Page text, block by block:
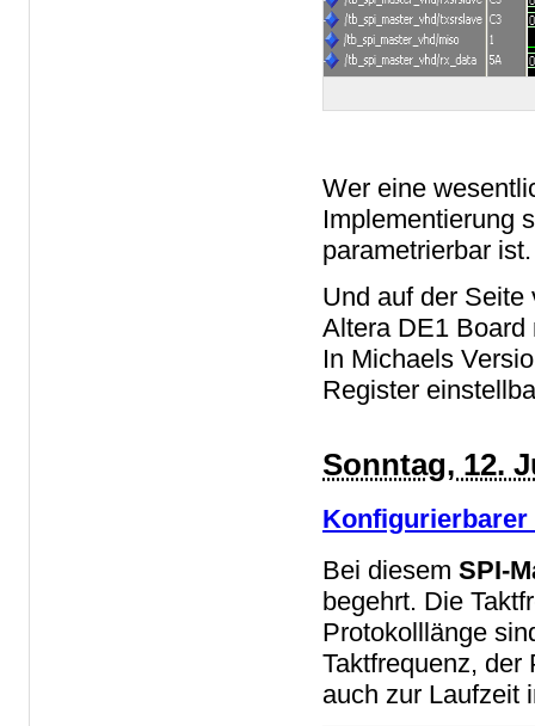
Wer eine
Implementierung
parametrierbar ist.
Und auf der Seite
Altera DE1
In Michaels
Register
Sonntag, 12.
Konfigurierbarer
Bei diesemSPI-
begehrt. Die
Protokolllänge
Taktfrequenz, der
auch zur Laufzeit